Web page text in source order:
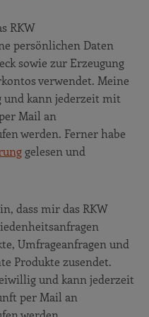
RKW
persönlichen Daten
sowie zur Erzeugung
verwendet. Meine
kann jederzeit mit
Mail an
werden. Ferner habe
gelesen und
dass mir das RKW
Umfrageanfragen und
Produkte zusendet.
und kann jederzeit
per Mail an